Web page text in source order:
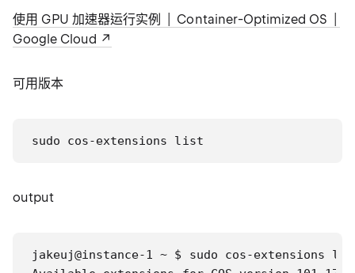
使用 GPU 加速器运行实例 | Container-Optimized OS |
Google Cloud
可用版本
sudo cos-extensions list
output
jakeuj@instance-1 ~ $ sudo cos-extensions